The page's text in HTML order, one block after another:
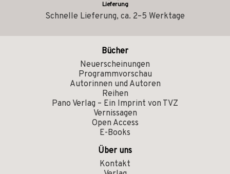
Lieferung
Schnelle Lieferung, ca. 2–5 Werktage
Bücher
Neuerscheinungen
Programmvorschau
Autorinnen und Autoren
Reihen
Pano Verlag – Ein Imprint von TVZ
Vernissagen
Open Access
E-Books
Über uns
Kontakt